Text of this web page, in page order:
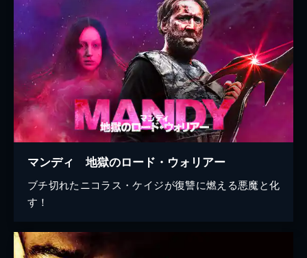
マンディ 地獄のロード・ウォリアー
ブチ切れたニコラス・ケイジが復讐に燃える悪魔と化
す！